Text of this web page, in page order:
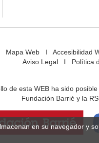
Mapa WebI Accesibilidad
Aviso Legal I Política
de esta WEB ha sido
Fundación Barrié y la
en su navegador y